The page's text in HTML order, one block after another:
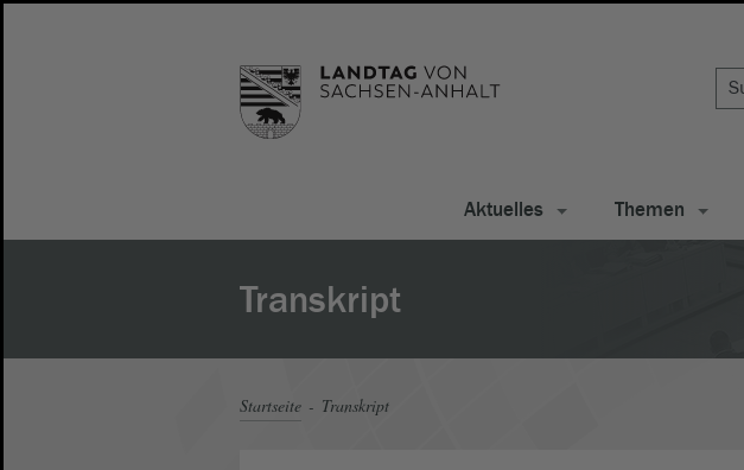
Aktuelles Themen
Transkript
Startseite Transkript